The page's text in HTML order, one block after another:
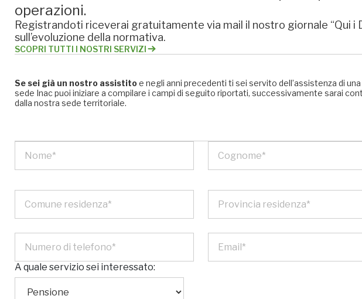
operazioni.
Registrandoti riceverai gratuitamente via mail il nostro giornale “Qui i
sull’evoluzione della normativa.
SCOPRI TUTTI I NOSTRI SERVIZI
Se sei già un nostro assistitoe negli anni precedenti ti sei servito dell’assistenza di
sede Inac puoi iniziare a compilare i campi di seguito riportati, successivamente sarai
dalla nostra sede territoriale.
A quale servizio sei interessato: